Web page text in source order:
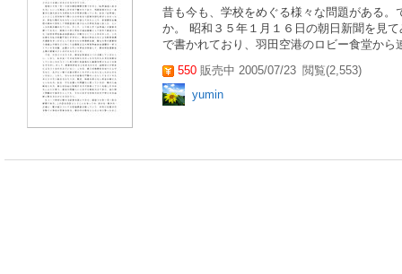
昔も今も、学校をめぐる様々な問題がある
か。 昭和３５年１月１６日の朝日新聞を見
で書かれており、羽田空港のロビー食堂か
550 販売中 2005/07/23 閲覧(2,553)
yumin